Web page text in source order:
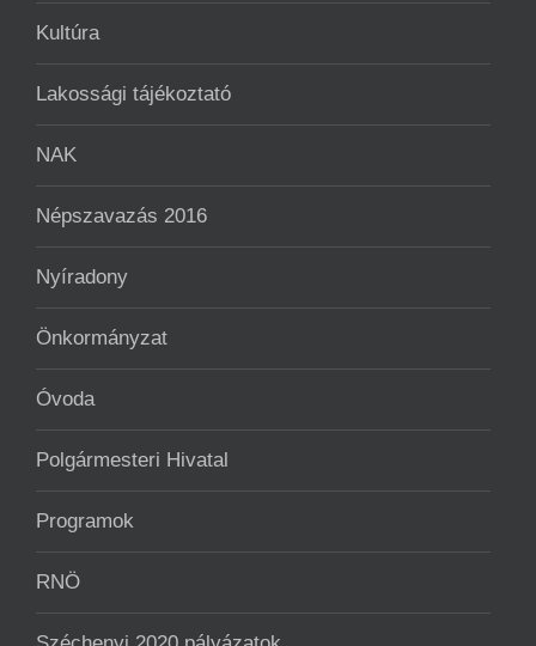
Kultúra
Lakossági tájékoztató
NAK
Népszavazás 2016
Nyíradony
Önkormányzat
Óvoda
Polgármesteri Hivatal
Programok
RNÖ